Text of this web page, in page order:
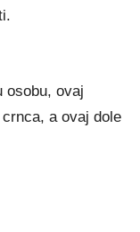
osobu, ovaj
a ovaj dole